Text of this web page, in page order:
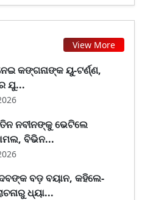
View More
କଙ୍ଗନାଙ୍କ ୟୁ-ଟର୍ଣ୍ଣ,
ଯୁ...
ନବୀନଙ୍କୁ ଭେଟିଲେ
ବିଭିନ...
ବଡ଼ ବୟାନ, କହିଲେ-
ଧ୍ୟା...